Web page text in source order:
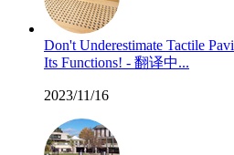
Don't Underestimate Tactile
Its Functions! - 翻译中...
2023/11/16